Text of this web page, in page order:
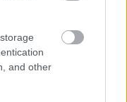
and other